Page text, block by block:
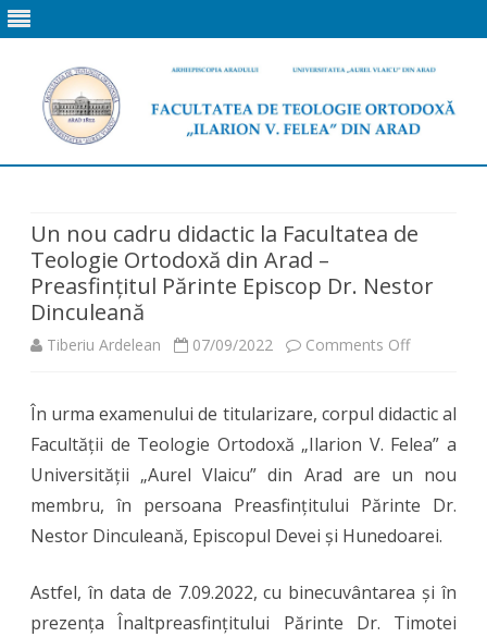
Un nou cadru didactic la Facultatea de
Teologie Ortodoxă din Arad –
Preasfințitul Părinte Episcop Dr. Nestor
Dinculeană
Tiberiu Ardelean 07/09/2022 Comments Offon
nou
didactic
la
În urma examenului de titularizare, corpul didactic al
Facultății de Teologie Ortodoxă „Ilarion V. Felea” a
Universității „Aurel Vlaicu” din Arad are un nou
membru, în persoana Preasfințitului Părinte Dr.
Nestor Dinculeană, Episcopul Devei și Hunedoarei.
Astfel, în data de 7.09.2022, cu binecuvântarea și în
prezența Înaltpreasfințitului Părinte Dr. Timotei